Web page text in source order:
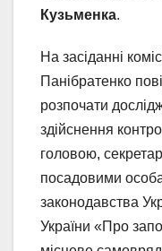
Кузьменка.
На засіданні
Панібратенко
розпочати
здійснення
головою,
посадовими
законодавства
України «Про